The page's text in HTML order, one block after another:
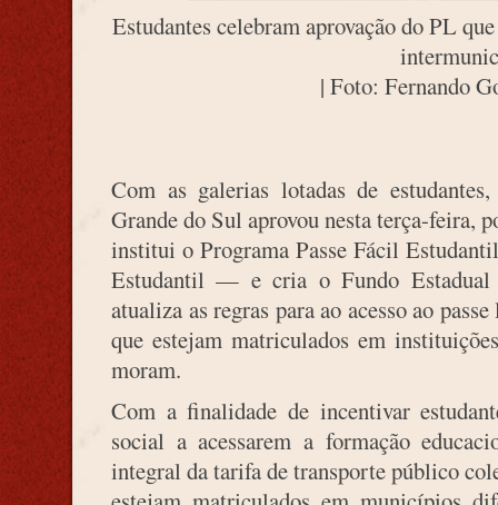
Estudantes celebram aprovação do PL
| Foto: Fernando
Com as galerias lotadas de
Grande do Sul aprovou nesta terça-feira,
institui o Programa Passe Fácil
Estudantil — e cria o Fundo
atualiza as regras para ao acesso ao
que estejam matriculados em
moram.
Com a finalidade de incentivar
social a acessarem a formação
integral da tarifa de transporte público